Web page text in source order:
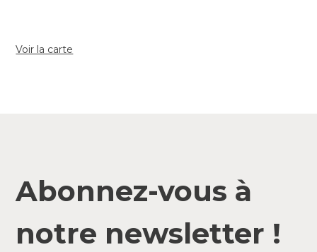
Voir la carte
Abonnez-vous à
notre newsletter !